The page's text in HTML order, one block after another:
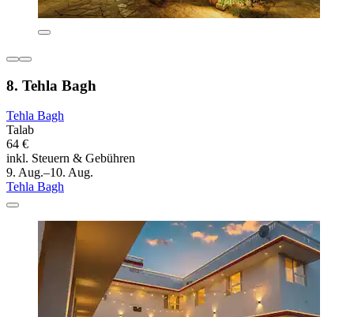
8. Tehla Bagh
Tehla Bagh
Talab
64 €
inkl. Steuern & Gebühren
9. Aug.–10. Aug.
Tehla Bagh